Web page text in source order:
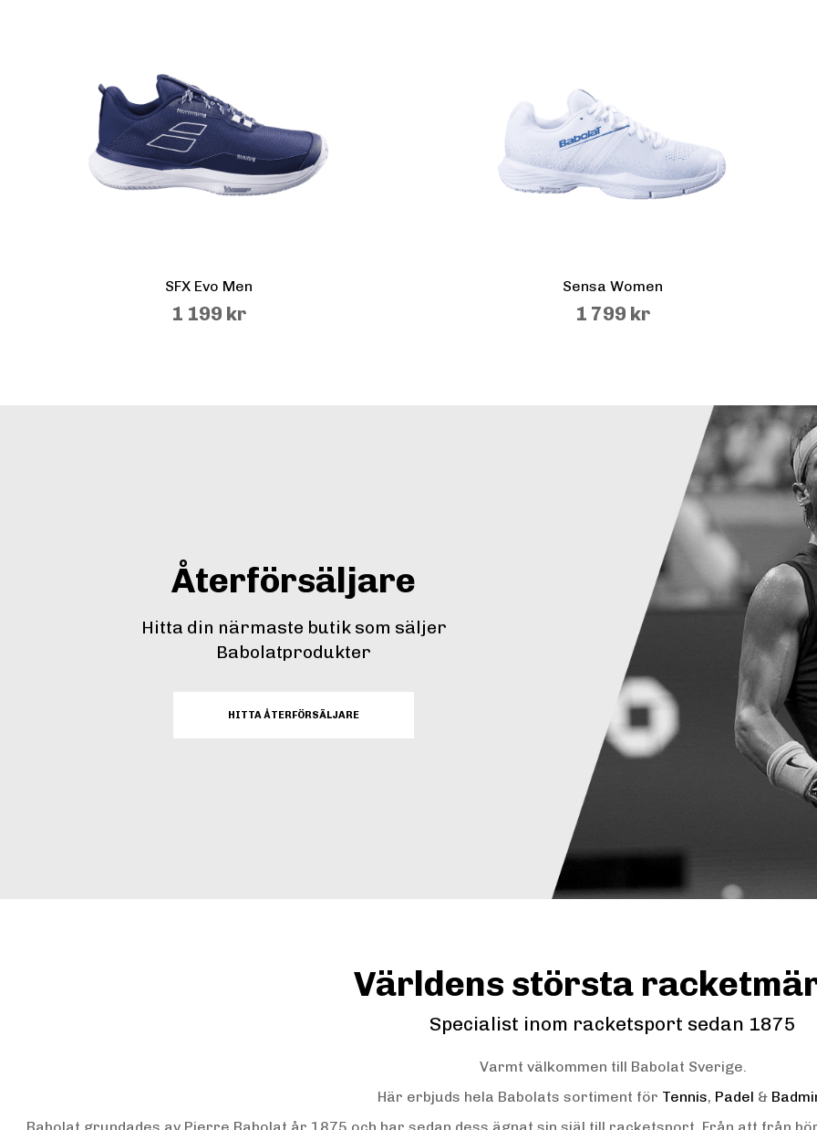
SFX Evo Men
1 199 kr
Sensa Women
1 799 kr
Återförsäljare
Hitta din närmaste butik som säljer
Babolatprodukter
HITTA ÅTERFÖRSÄLJARE
Världens största
Specialist inom racketsport sedan 1875
Varmt välkommen till Babolat Sverige.
Här erbjuds hela Babolats sortiment för Tennis, Padel &